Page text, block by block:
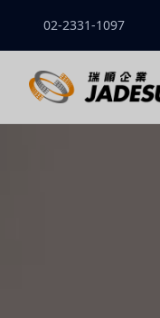
02-2331-1097